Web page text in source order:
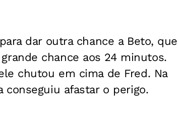
dar outra chance a Beto,
chance aos 24 minutos.
chutou em cima de Fred. Na
conseguiu afastar o perigo.